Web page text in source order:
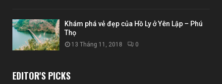
Khám phá vẻ đẹp của Hồ Ly ở Yên Lập – Phú
Thọ
13 Tháng 11, 2018 0
EDITOR'S PICKS